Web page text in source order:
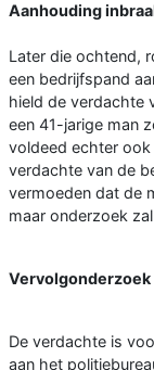
Aanhouding
Later die ochtend,
een bedrijfspand
hield de verdachte
een 41-jarige man
voldeed echter ook
verdachte van de
vermoeden dat de
maar onderzoek
Vervolgonderzoek
De verdachte is
aan het